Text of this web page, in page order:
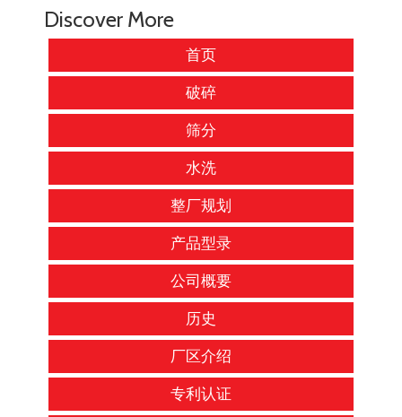
Discover More
首页
破碎
筛分
水洗
整厂规划
产品型录
公司概要
历史
厂区介绍
专利认证